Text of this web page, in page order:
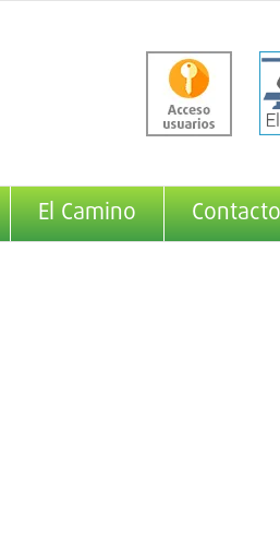
El Camino Contacto